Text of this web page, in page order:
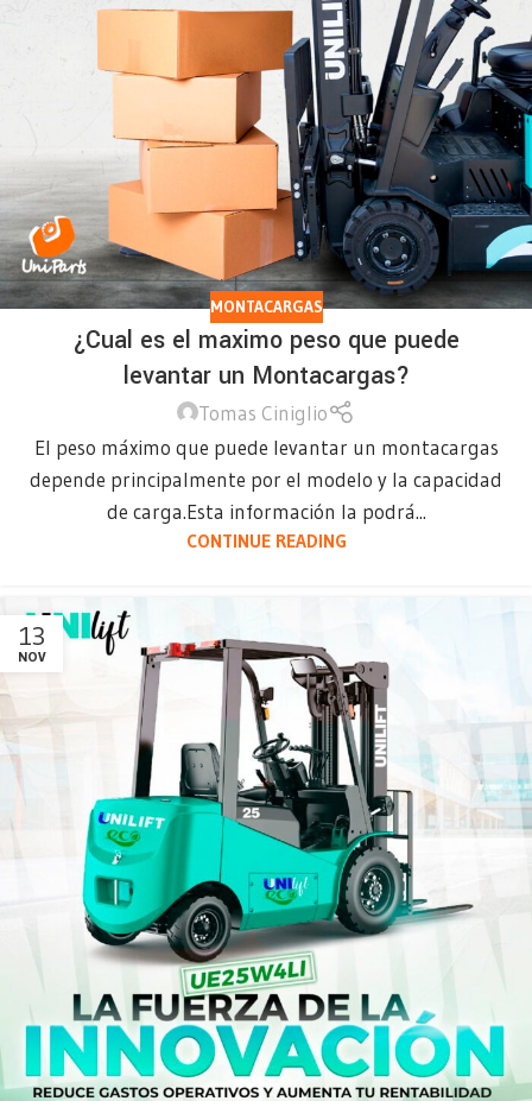
MONTACARGAS
¿Cual es el maximo peso que puede
levantar un Montacargas?
Tomas Ciniglio
El peso máximo que puede levantar un montacargas
depende principalmente por el modelo y la capacidad
de carga.Esta información la podrá...
CONTINUE READING
13
NOV